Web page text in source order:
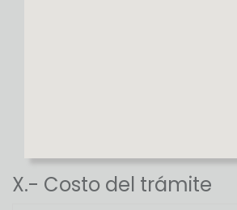
X.- Costo del trámite